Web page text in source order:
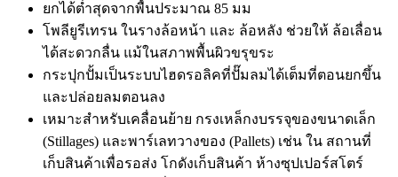
ยกได้ต่ำสุดจากพื้นประมาณ 85 มม
โพลียูรีเทรน ในรางล้อหน้า และ ล้อหลัง ช่วยให้ ล้อเลื่อน
ได้สะดวกลื่น แม้ในสภาพพื้นผิวขรุขระ
กระปุกปั้มเป็นระบบไฮดรอลิคที่ปั๊มลมได้เต็มที่ตอนยกขึ้น
และปล่อยลมตอนลง
เหมาะสำหรับเคลื่อนย้าย กรงเหล็กงบรรจุของขนาดเล็ก
(Stillages) และพาร์เลทวางของ (Pallets) เช่น ใน สถานที่
เก็บสินค้าเพื่อรอส่ง โกดังเก็บสินค้า ห้างซุปเปอร์สโตร์